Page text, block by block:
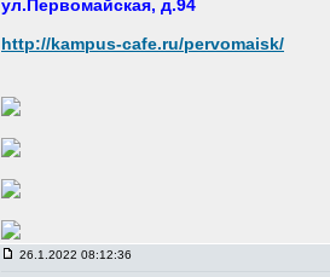
ул.Первомайская, д.94
http://kampus-cafe.ru/pervomaisk/
26.1.2022 08:12:36